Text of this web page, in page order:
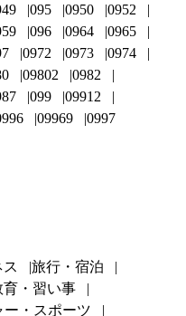
095 0950
0952
096 0964
0965
0972 0973
0974
09802
0982
099
09912
09969 0997
ス
旅行・宿泊
育・習い事
ー・スポーツ